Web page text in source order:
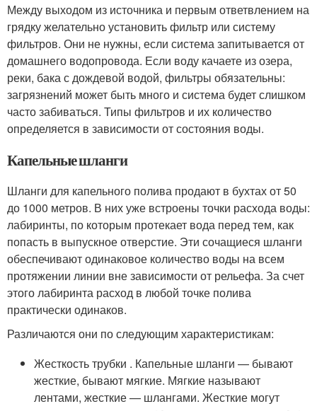
Между выходом из источника и первым ответвлением на
грядку желательно установить фильтр или систему
фильтров. Они не нужны, если система запитывается от
домашнего водопровода. Если воду качаете из озера,
реки, бака с дождевой водой, фильтры обязательны:
загрязнений может быть много и система будет слишком
часто забиваться. Типы фильтров и их количество
определяется в зависимости от состояния воды.
Капельные шланги
Шланги для капельного полива продают в бухтах от 50
до 1000 метров. В них уже встроены точки расхода воды:
лабиринты, по которым протекает вода перед тем, как
попасть в выпускное отверстие. Эти сочащиеся шланги
обеспечивают одинаковое количество воды на всем
протяжении линии вне зависимости от рельефа. За счет
этого лабиринта расход в любой точке полива
практически одинаков.
Различаются они по следующим характеристикам:
Жесткость трубки . Капельные шланги — бывают
жесткие, бывают мягкие. Мягкие называют
лентами, жесткие — шлангами. Жесткие могут